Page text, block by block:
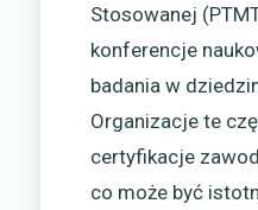
Stosowanej
konferencje
badania w
Organizacje te
certyfikacje
co może być